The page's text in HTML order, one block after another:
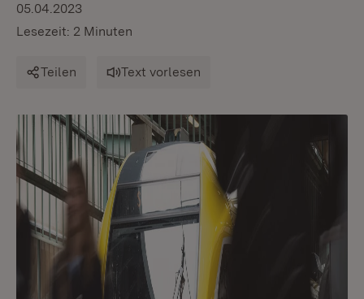
05.04.2023
Lesezeit: 2 Minuten
Teilen Text vorlesen